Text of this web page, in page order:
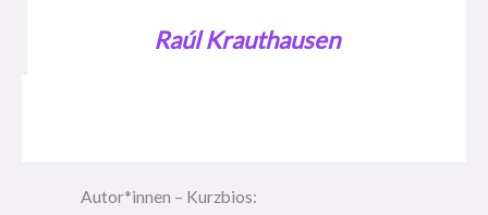
Raúl Krauthausen
Autor*innen – Kurzbios: